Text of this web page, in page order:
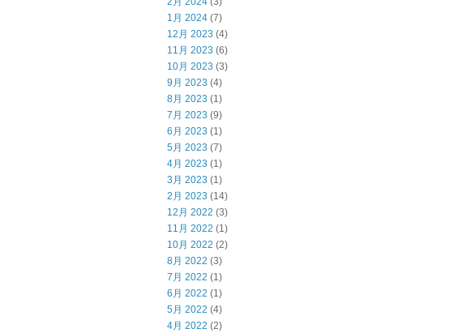
1月 2024 (7)
12月 2023 (4)
11月 2023 (6)
10月 2023 (3)
9月 2023 (4)
8月 2023 (1)
7月 2023 (9)
6月 2023 (1)
5月 2023 (7)
4月 2023 (1)
3月 2023 (1)
2月 2023 (14)
12月 2022 (3)
11月 2022 (1)
10月 2022 (2)
8月 2022 (3)
7月 2022 (1)
6月 2022 (1)
5月 2022 (4)
4月 2022 (2)